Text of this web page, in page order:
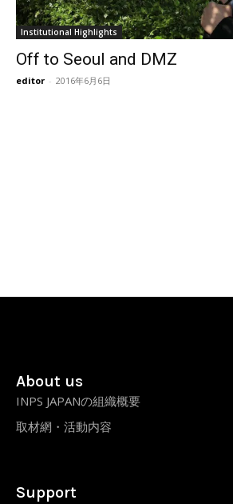
Institutional Highlights
Off to Seoul and DMZ
editor - 2016年6月6日
About us
INPS JAPANの組織概要
取材網・活動内容
Support